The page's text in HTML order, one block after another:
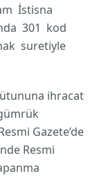
İstisna
301 kod
suretiyle
ihracat
Gazete’de
Resmi